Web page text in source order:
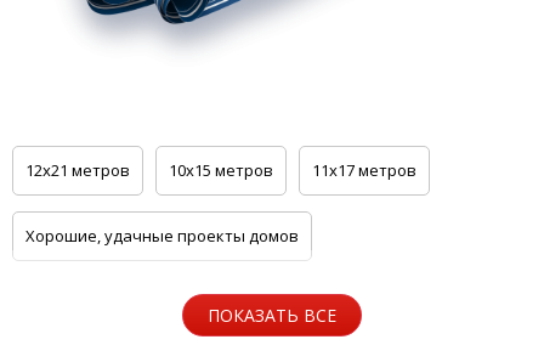
12x21 метров 10x15 метров 11x17 метров
Хорошие, удачные проекты домов
для многодетной семьи с 3-мя спальнями и гостиной
ПОКАЗАТЬ ВСЕ